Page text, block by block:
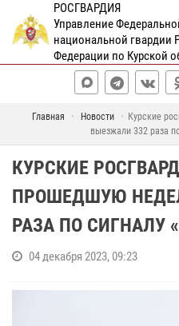
РОСГВАРДИЯ
Управление
национальной гвардии
Федерации по Курской
Главная Новости
Курские
выезжали 332 раза
КУРСКИЕ
ПРОШЕДШУЮ
РАЗА ПО СИГНАЛУ
04 декабря 2023, 09:23